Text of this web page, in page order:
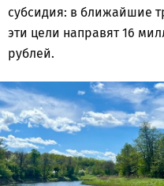
субсидия: в ближайшие
эти цели направят 16
рублей.